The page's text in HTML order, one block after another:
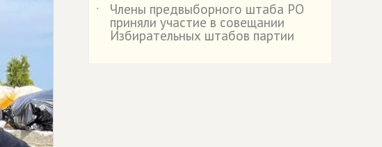
˙
Члены предвыборного штаба РО
приняли участие в совещании
Избирательных штабов партии